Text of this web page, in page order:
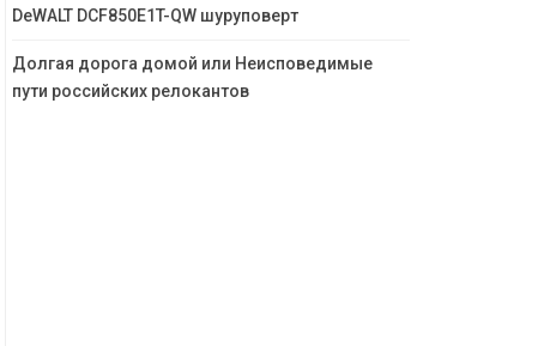
DeWALT DCF850E1T-QW шуруповерт
Долгая дорога домой или Неисповедимые
пути российских релокантов